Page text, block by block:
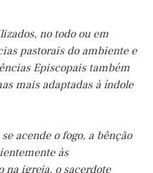
no todo ou em
pastorais do ambiente e
Episcopais também
mais adaptadas à índole
acende o fogo, a bênção
às
na igreja, o sacerdote